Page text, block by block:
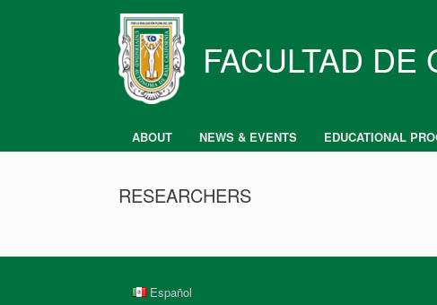
FACULTAD
ABOUT NEWS & EVENTS EDUCATIONAL
RESEARCHERS
Español